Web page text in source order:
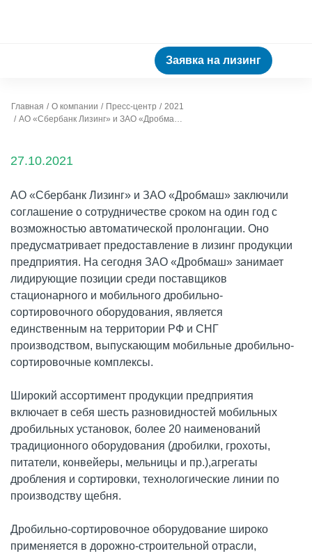
Заявка на лизинг
Главная О компании Пресс-центр
2021
АО «Сбербанк Лизинг» и ЗАО «Дробмаш» заключили соглашение о сотрудничестве
27.10.2021
АО «Сбербанк Лизинг» и ЗАО «Дробмаш» заключили
соглашение о сотрудничестве сроком на один год с
возможностью автоматической пролонгации. Оно
предусматривает предоставление в лизинг продукции
предприятия. На сегодня ЗАО «Дробмаш» занимает
лидирующие позиции среди поставщиков
стационарного и мобильного дробильно-
сортировочного оборудования, является
единственным на территории РФ и СНГ
производством, выпускающим мобильные дробильно-
сортировочные комплексы.
Широкий ассортимент продукции предприятия
включает в себя шесть разновидностей мобильных
дробильных установок, более 20 наименований
традиционного оборудования (дробилки, грохоты,
питатели, конвейеры, мельницы и пр.),агрегаты
дробления и сортировки, технологические линии по
производству щебня.
Дробильно-сортировочное оборудование широко
применяется в дорожно-строительной отрасли,